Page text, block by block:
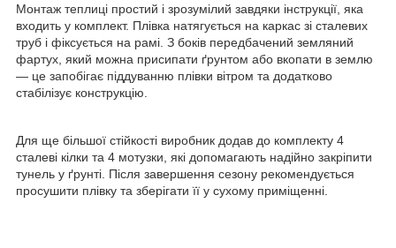
Монтаж теплиці простий і зрозумілий завдяки інструкції, яка
входить у комплект. Плівка натягується на каркас зі сталевих
труб і фіксується на рамі. З боків передбачений земляний
фартух, який можна присипати ґрунтом або вкопати в землю
— це запобігає піддуванню плівки вітром та додатково
стабілізує конструкцію.
Для ще більшої стійкості виробник додав до комплекту 4
сталеві кілки та 4 мотузки, які допомагають надійно закріпити
тунель у ґрунті. Після завершення сезону рекомендується
просушити плівку та зберігати її у сухому приміщенні.